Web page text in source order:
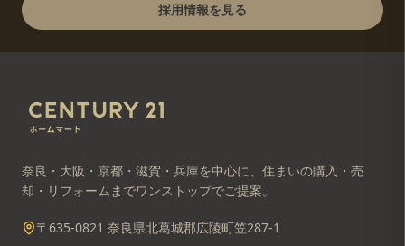
採用情報を見る
奈良・大阪・京都・滋賀・兵庫を中心に、住まいの購入・売
却・リフォームまでワンストップでご提案。
〒635-0821 奈良県北葛城郡広陵町笠287-1